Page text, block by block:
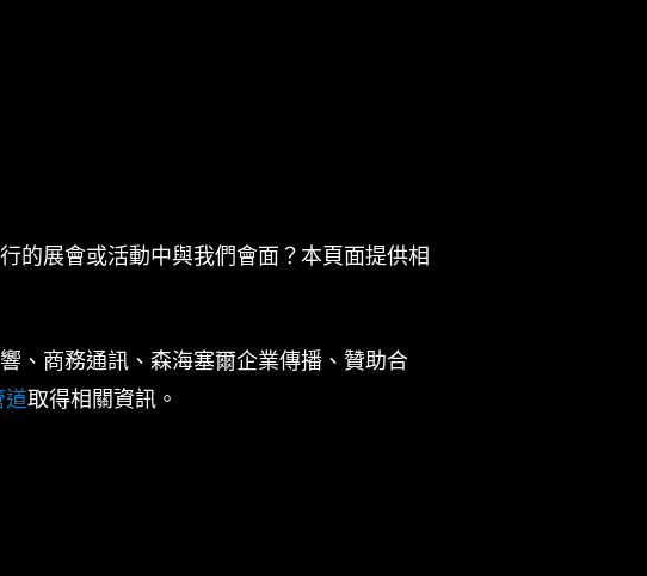
的展會或活動中與我們會面？本頁面提供相
、商務通訊、森海塞爾企業傳播、贊助合
道取得相關資訊。